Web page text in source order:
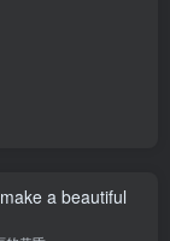
a beautiful